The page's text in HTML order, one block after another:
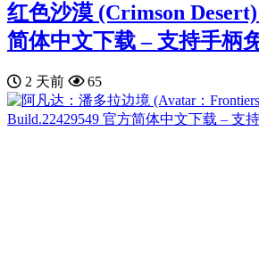
红色沙漠 (Crimson
简体中文下载 – 支持手柄
2 天前 65